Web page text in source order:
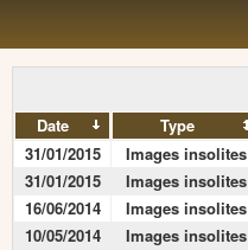
Date Type
31/01/2015
Images insolites
31/01/2015
Images insolites
16/06/2014
Images insolites
10/05/2014
Images insolites